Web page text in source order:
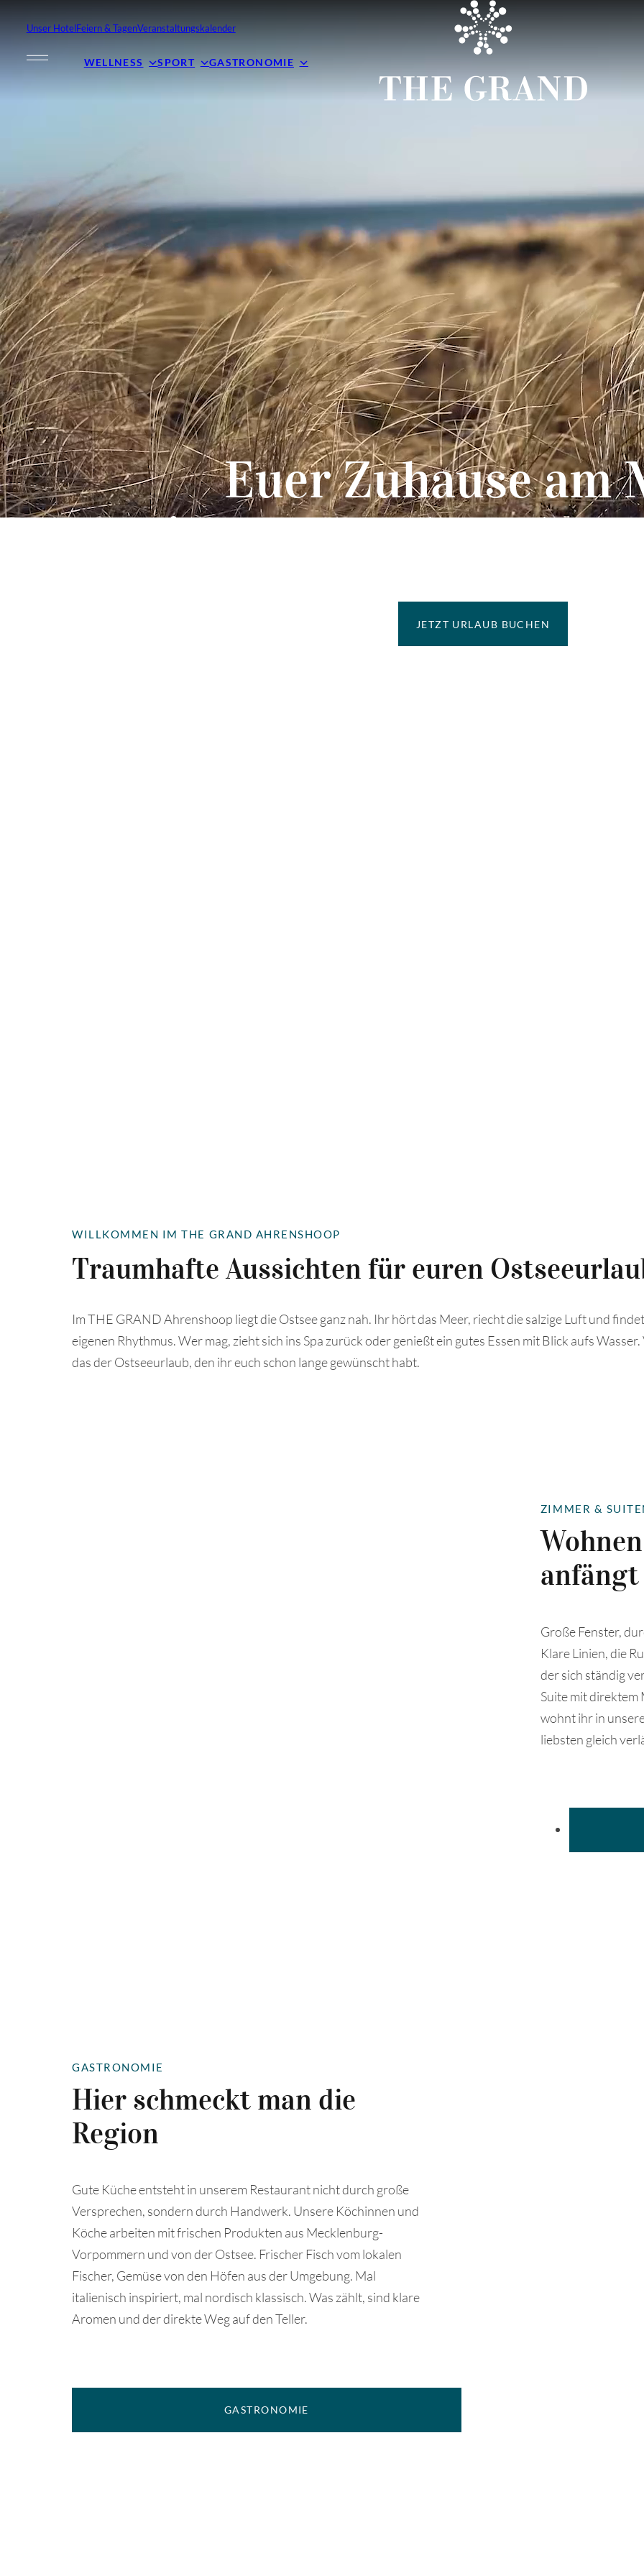
Unser HotelFeiern & TagenVeranstaltungskalender
WELLNESS SPORT GASTRONOMIE
Euer Zuhause am
im THE GRAND
JETZT URLAUB BUCHEN
WILLKOMMEN IM THE GRAND AHRENSHOOP
Traumhafte Aussichten für euren
Im THE GRAND Ahrenshoop liegt die Ostsee ganz nah. Ihr hört das Meer, riecht die salzige Luft und
eigenen Rhythmus. Wer mag, zieht sich ins Spa zurück oder genießt ein gutes Essen mit Blick aufs
das der Ostseeurlaub, den ihr euch schon lange gewünscht habt.
ZIMMER &
anfängt
Große Fenster,
Klare Linien, die
der sich ständig
Suite mit direktem
wohnt ihr in
liebsten gleich
GASTRONOMIE
Hier schmeckt man die
Region
Gute Küche entsteht in unserem Restaurant nicht durch große
Versprechen, sondern durch Handwerk. Unsere Köchinnen und
Köche arbeiten mit frischen Produkten aus Mecklenburg-
Vorpommern und von der Ostsee. Frischer Fisch vom lokalen
Fischer, Gemüse von den Höfen aus der Umgebung. Mal
italienisch inspiriert, mal nordisch klassisch. Was zählt, sind klare
Aromen und der direkte Weg auf den Teller.
GASTRONOMIE